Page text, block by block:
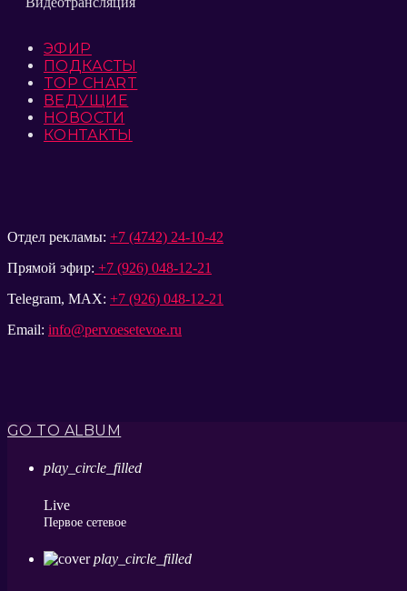
ЭФИР
ПОДКАСТЫ
TOP CHART
ВЕДУЩИЕ
НОВОСТИ
КОНТАКТЫ
Отдел рекламы: +7 (4742) 24-10-42
Прямой эфир: +7 (926) 048-12-21
Telegram, MAX: +7 (926) 048-12-21
Email: info@pervoesetevoe.ru
GO TO ALBUM
play_circle_filled
Live
Первое сетевое
play_circle_filled